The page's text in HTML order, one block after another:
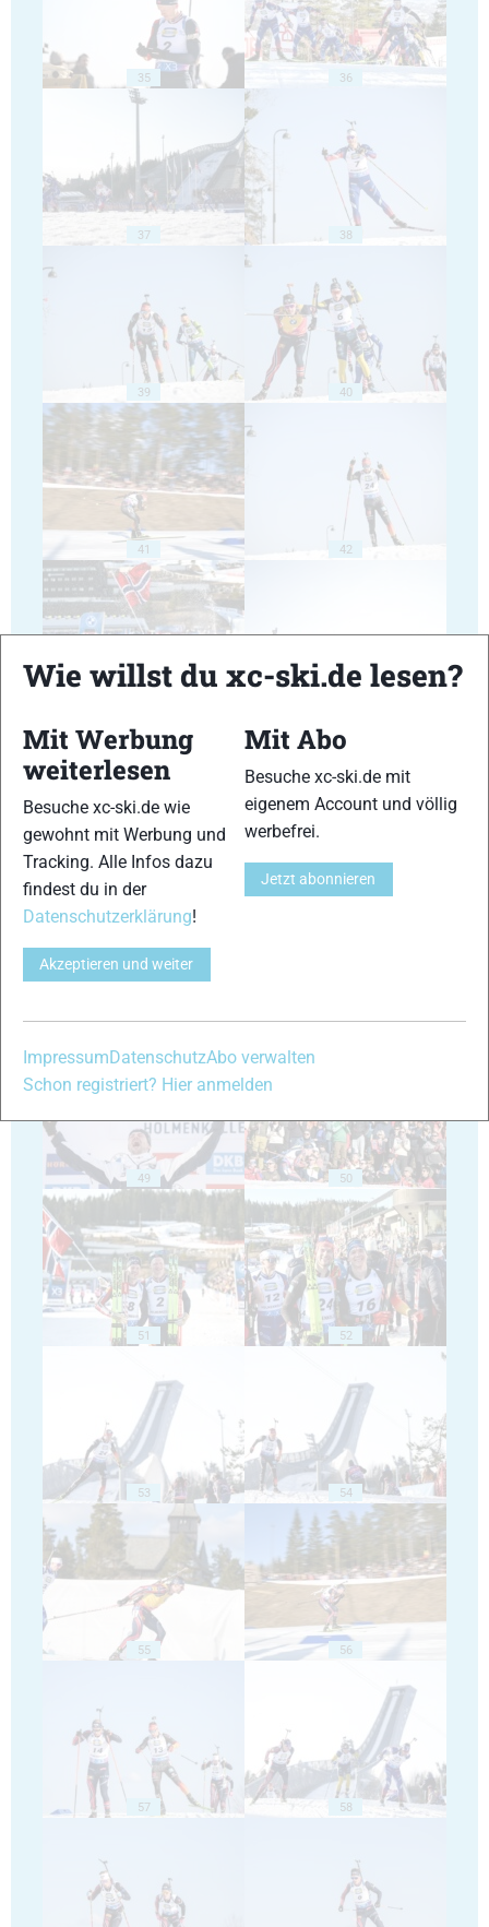
35 36
37 38
39 40
41 42
45 46
47 48
49 50
51 52
53 54
55 56
57 58
Wie willst du xc-ski.de lesen?
Mit Werbung
weiterlesen
Besuche xc-ski.de wie
gewohnt mit Werbung und
Tracking. Alle Infos dazu
findest du in der
Datenschutzerklärung!
Akzeptieren und weiter
Mit Abo
Besuche xc-ski.de mit
eigenem Account und völlig
werbefrei.
Jetzt abonnieren
ImpressumDatenschutzAbo verwalten
Schon registriert? Hier anmelden